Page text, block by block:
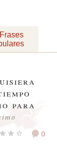
Frases
para
0